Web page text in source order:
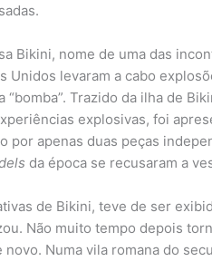
Bikini, nome de uma das
Unidos levaram a cabo
Trazido da ilha de
explosivas, foi
apenas duas peças
da época se recusaram a
de Bikini, teve de ser
Não muito tempo depois
Numa vila romana do